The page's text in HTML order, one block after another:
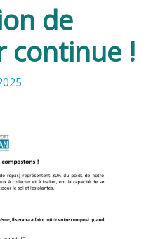
de
continue !